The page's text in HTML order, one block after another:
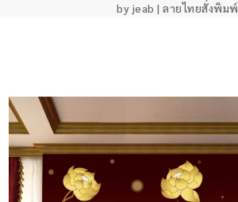
by jeab |ลายไทยสั่งพิมพ์